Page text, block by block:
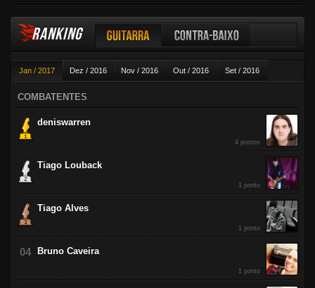
RANKING
Jan / 2017 Dez / 2016 Nov / 2016 Out / 2016 Set / 2016
Ago / 2016 Jul / 2016
Guitarra Contra-baixo
COMBATENTES
deniswarren
4 pontos
Tiago Louback
1 ponto
Tiago Alves
1 ponto
Bruno Caveira
1 ponto